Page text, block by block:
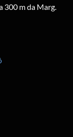
300 m da Marg.